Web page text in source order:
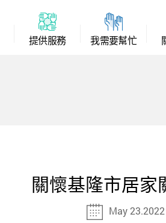
提供服務 我需要幫忙
關懷基隆市居家
May